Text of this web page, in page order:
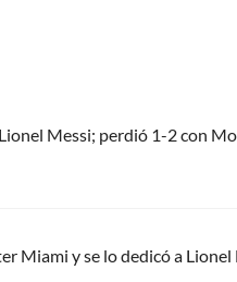
Messi; perdió 1-2 con
Miami y se lo dedicó a Lionel